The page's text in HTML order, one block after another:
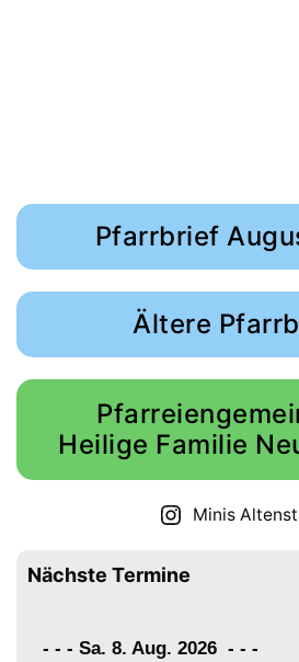
Pfarrbrief
Ältere
Heilige Familie
Minis
Nächste Termine
- - - Sa. 8. Aug. 2026 - - -